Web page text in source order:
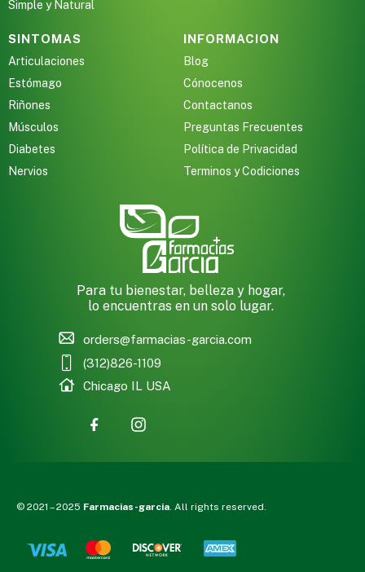
Simple y Natural
SINTOMAS
Articulaciones
Estómago
Riñones
Músculos
Diabetes
Nervios
INFORMACION
Blog
Cónocenos
Contactanos
Preguntas Frecuentes
Política de Privacidad
Terminos y Codiciones
Para tu bienestar, belleza y hogar,
lo encuentras en un solo lugar.
orders@farmacias-garcia.com
(312)826-1109
Chicago IL USA
© 2021 – 2025 Farmacias-garcia . All rights reserved.